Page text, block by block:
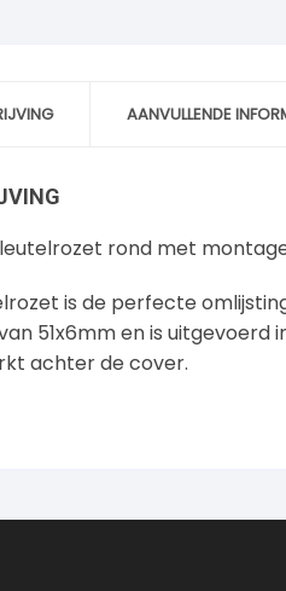
AANVULLENDE
rond met
is de perfecte
51x6mm en is uitgevoerd
achter de cover.